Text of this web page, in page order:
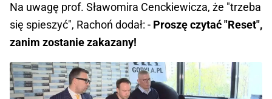
Na uwagę prof. Sławomira Cenckiewicza, że "trzeba
się spieszyć", Rachoń dodał: - Proszę czytać "Reset",
zanim zostanie zakazany!